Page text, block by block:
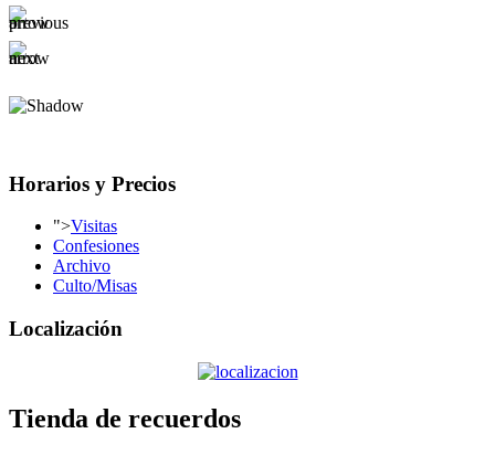
Horarios y Precios
">Visitas
Confesiones
Archivo
Culto/Misas
Localización
Tienda de recuerdos